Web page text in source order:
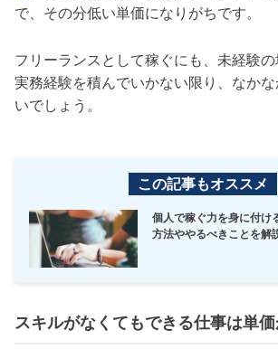
で、その分低い単価になりがちです。
フリーランスとして稼ぐにも、未経験
実務経験を積んでいかない限り、なか
いでしょう。
この記事もオススメ
個人で稼ぐ力を身に付け
方法ややるべきことを解
スキルがなくてもできる仕事は単